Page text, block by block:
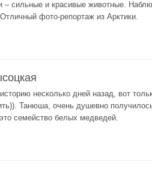
– сильные и красивые животные.
фото-репортаж из Арктики.
несколько дней назад, вот
Танюша, очень душевно
семейство белых медведей.